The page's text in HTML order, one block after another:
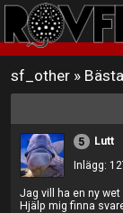
sf_other »
5
Lutt
Inlägg:
Jag vill ha en ny wet
Hjälp mig finna